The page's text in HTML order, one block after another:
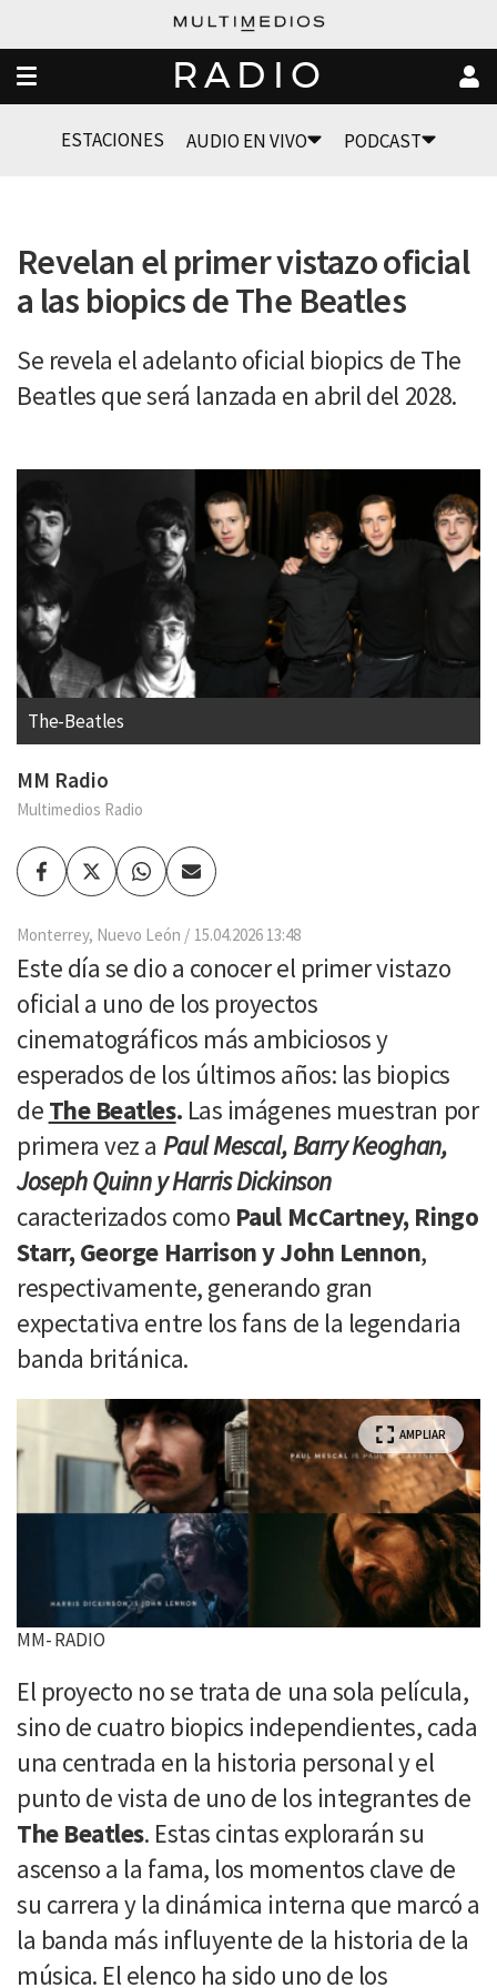
RADIO
ESTACIONES AUDIO EN VIVO PODCAST
Revelan el primer vistazo oficial
a las biopics de The Beatles
Se revela el adelanto oficial biopics de The
Beatles que será lanzada en abril del 2028.
The-Beatles
MM Radio
Multimedios Radio
FacebookTwitterWhatsapp
Enviar
por
Monterrey, Nuevo León 15.04.2026 13:48
Este día se dio a conocer el primer vistazo
oficial a uno de los proyectos
cinematográficos más ambiciosos y
esperados de los últimos años: las biopics
de The Beatles. Las imágenes muestran por
primera vez a Paul Mescal, Barry Keoghan,
Joseph Quinn y Harris Dickinson
caracterizados como Paul McCartney, Ringo
Starr, George Harrison y John Lennon,
respectivamente, generando gran
expectativa entre los fans de la legendaria
banda británica.
AMPLIAR
MM- RADIO
El proyecto no se trata de una sola película,
sino de cuatro biopics independientes, cada
una centrada en la historia personal y el
punto de vista de uno de los integrantes de
The Beatles. Estas cintas explorarán su
ascenso a la fama, los momentos clave de
su carrera y la dinámica interna que marcó a
la banda más influyente de la historia de la
música. El elenco ha sido uno de los